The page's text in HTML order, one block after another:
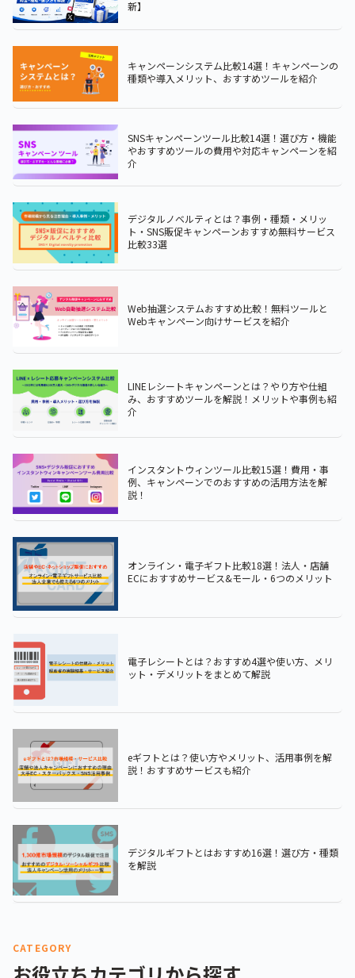
新】
キャンペーンシステム比較14選！キャンペーンの
種類や導入メリット、おすすめツールを紹介
SNSキャンペーンツール比較14選！選び方・機能
やおすすめツールの費用や対応キャンペーンを紹
介
デジタルノベルティとは？事例・種類・メリッ
ト・SNS販促キャンペーンおすすめ無料サービス
比較33選
Web抽選システムおすすめ比較！無料ツールと
Webキャンペーン向けサービスを紹介
LINEレシートキャンペーンとは？やり方や仕組
み、おすすめツールを解説！メリットや事例も紹
介
インスタントウィンツール比較15選！費用・事
例、キャンペーンでのおすすめの活用方法を解
説！
オンライン・電子ギフト比較18選！法人・店舗
ECにおすすめサービス&モール・6つのメリット
電子レシートとは？おすすめ4選や使い方、メリ
ット・デメリットをまとめて解説
eギフトとは？使い方やメリット、活用事例を解
説！おすすめサービスも紹介
デジタルギフトとはおすすめ16選！選び方・種類
を解説
CATEGORY